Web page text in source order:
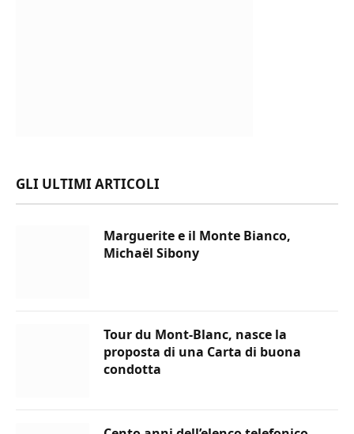
GLI ULTIMI ARTICOLI
Marguerite e il Monte Bianco,
Michaël Sibony
Tour du Mont-Blanc, nasce la
proposta di una Carta di buona
condotta